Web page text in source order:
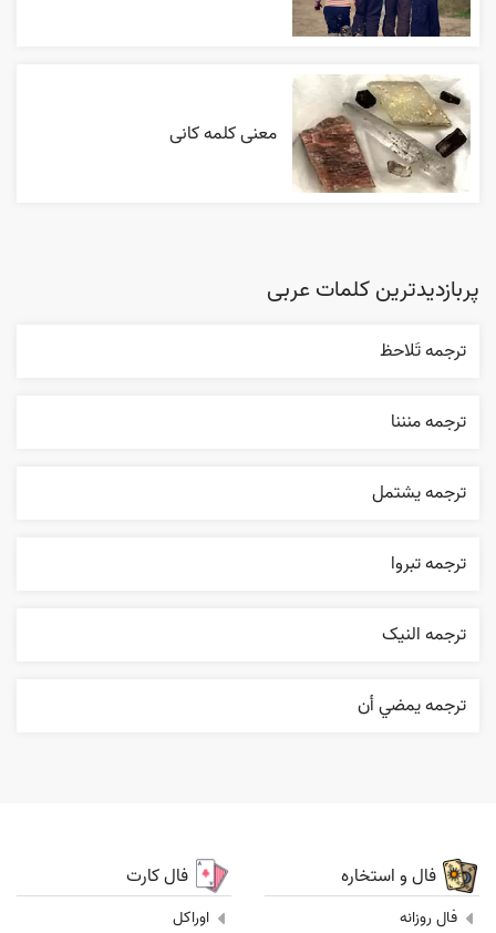
معنی کلمه کانی
پربازدیدترین کلمات عربی
ترجمه تَلاحظ
ترجمه منننا
ترجمه يشتمل
ترجمه تبروا
ترجمه النیک
ترجمه يمضي أن
فال و استخاره
فال روزانه
فال کارت
اوراکل